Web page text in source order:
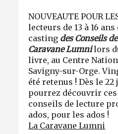
NOUVEAUTE POUR
lecteurs de 13 à 16
casting des Conseils
Caravane Lumnilors
livre, au Centre
Savigny-sur-Orge.
été retenus ! Dès le
pourrez découvrir
conseils de lecture
ados, pour les ados !
La Caravane Lumni